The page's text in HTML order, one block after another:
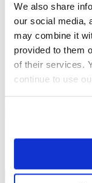
We also share
our social media,
may combine it
provided to them
of their services.
continue to use